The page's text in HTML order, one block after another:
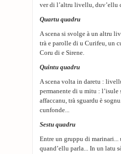
ver di l’altru livellu, duv’ellu
Quartu quadru
A scena si svolge à un altru
trà e parolle di u Curifeu, un
Coru di e Sirene.
Quintu quadru
A scena volta in daretu :
permanente di u mitu : l’isule
affaccanu, trà sguardu è
cunfonde...
Sestu quadru
Entre un gruppu di marinari...
quand’ellu parla... In un latu